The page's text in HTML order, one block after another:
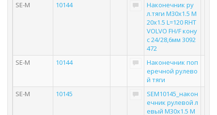
SE-M
10144
Наконечник ру
л.тяги M30x1.5 M
20x1.5 L=120 RHT
VOLVO FH/F кону
с 24/28,6мм 3092
472
SE-M
10144
Наконечник поп
еречной рулево
й тяги
SE-M
10145
SEM10145_након
ечник рулевой л
евый M30x1.5 M